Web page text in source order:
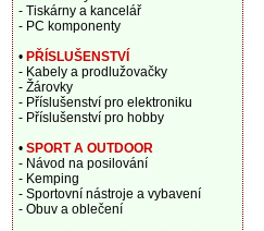
- Tiskárny a kancelář
- PC komponenty
• PŘÍSLUŠENSTVÍ
- Kabely a prodlužovačky
- Žárovky
- Příslušenství pro elektroniku
- Příslušenství pro hobby
• SPORT A OUTDOOR
- Návod na posilování
- Kemping
- Sportovní nástroje a vybavení
- Obuv a oblečení